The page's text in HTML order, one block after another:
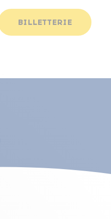
BILLETTERIE
BILLETTERIE